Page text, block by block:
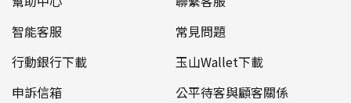
智能客服
常見問題
行動銀行下載
玉山Wallet下載
申訴信箱
公平待客與顧客關係